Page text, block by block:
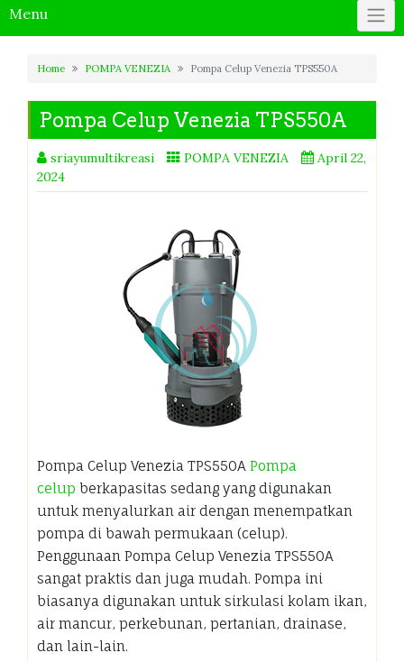
Menu
Home POMPA VENEZIA Pompa Celup Venezia TPS550A
Pompa Celup Venezia TPS550A
sriayumultikreasi POMPA VENEZIA
April 22,
2024
Pompa Celup Venezia TPS550A Pompa
celup berkapasitas sedang yang digunakan
untuk menyalurkan air dengan menempatkan
pompa di bawah permukaan (celup).
Penggunaan Pompa Celup Venezia TPS550A
sangat praktis dan juga mudah. Pompa ini
biasanya digunakan untuk sirkulasi kolam ikan,
air mancur, perkebunan, pertanian, drainase,
dan lain-lain.